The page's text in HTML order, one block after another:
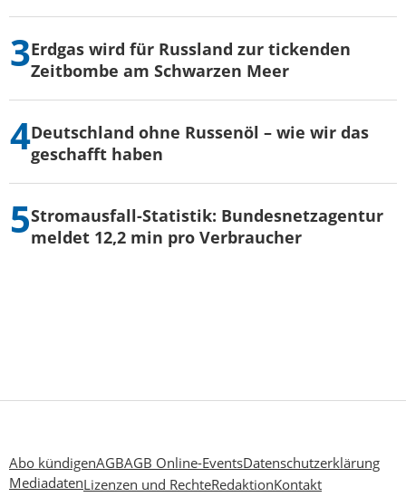
Erdgas wird für Russland zur tickenden
Zeitbombe am Schwarzen Meer
Deutschland ohne Russenöl – wie wir das
geschafft haben
Stromausfall-Statistik: Bundesnetzagentur
meldet 12,2 min pro Verbraucher
Abo kündigenAGBAGB Online-EventsDatenschutzerklärung
MediadatenLizenzen und RechteRedaktionKontakt